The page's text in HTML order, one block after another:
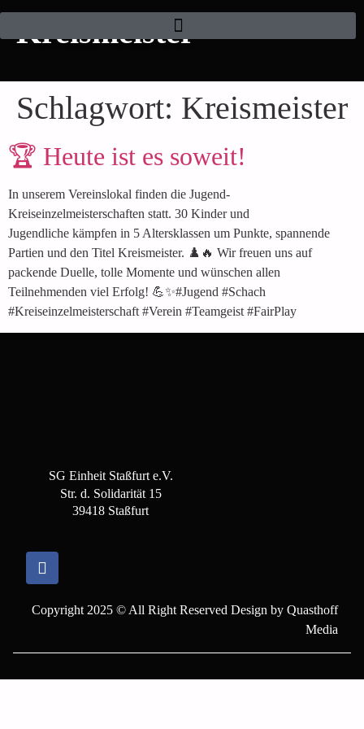
Kreismeister
Schlagwort: Kreismeister
🏆 Heute ist es soweit!
In unserem Vereinslokal finden die Jugend-
Kreiseinzelmeisterschaften statt. 30 Kinder und
Jugendliche kämpfen in 5 Altersklassen um Punkte, spannende
Partien und den Titel Kreismeister. ♟️🔥 Wir freuen uns auf
packende Duelle, tolle Momente und wünschen allen
Teilnehmenden viel Erfolg! 💪✨#Jugend #Schach
#Kreiseinzelmeisterschaft #Verein #Teamgeist #FairPlay
SG Einheit Staßfurt e.V.
Str. d. Solidarität 15
39418 Staßfurt
Copyright 2025 © All Right Reserved Design by Quasthoff
Media